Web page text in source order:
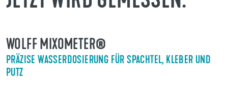
WOLFF MIXOMETER®
PRÄZISE WASSERDOSIERUNG FÜR SPACHTEL, KLEBER UND
PUTZ